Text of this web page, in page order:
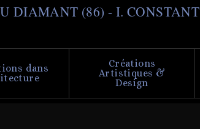
Aller
DIAMANT (86) - I. CONSTANT
dans
Créations
Artistiques &
Design